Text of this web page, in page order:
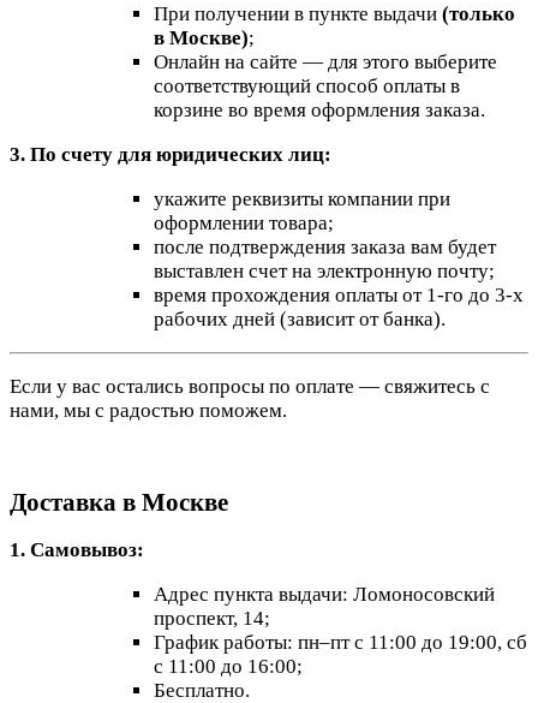
При получении в пункте выдачи (только
в Москве);
Онлайн на сайте — для этого выберите
соответствующий способ оплаты в
корзине во время оформления заказа.
3. По счету для юридических лиц:
укажите реквизиты компании при
оформлении товара;
после подтверждения заказа вам будет
выставлен счет на электронную почту;
время прохождения оплаты от 1-го до 3-х
рабочих дней (зависит от банка).
Если у вас остались вопросы по оплате — свяжитесь с
нами, мы с радостью поможем.
Доставка в Москве
1. Самовывоз:
Адрес пункта выдачи: Ломоносовский
проспект, 14;
График работы: пн–пт с 11:00 до 19:00, сб
с 11:00 до 16:00;
Бесплатно.